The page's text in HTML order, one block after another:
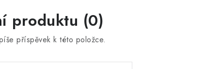
produktu (0)
příspěvek k této položce.